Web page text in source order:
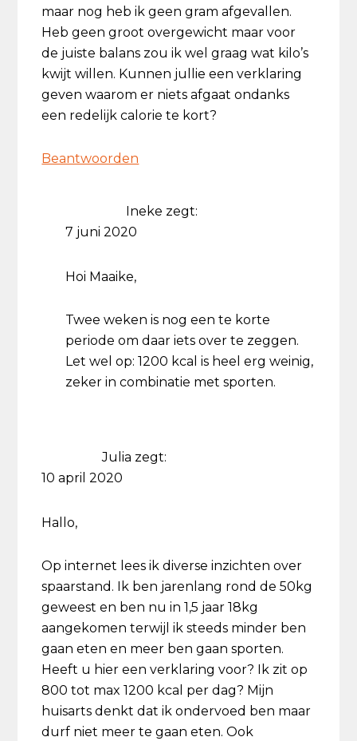
maar nog heb ik geen gram afgevallen.
Heb geen groot overgewicht maar voor
de juiste balans zou ik wel graag wat kilo’s
kwijt willen. Kunnen jullie een verklaring
geven waarom er niets afgaat ondanks
een redelijk calorie te kort?
Beantwoorden
Ineke zegt:
7 juni 2020
Hoi Maaike,
Twee weken is nog een te korte
periode om daar iets over te zeggen.
Let wel op: 1200 kcal is heel erg weinig,
zeker in combinatie met sporten.
Julia zegt:
10 april 2020
Hallo,
Op internet lees ik diverse inzichten over
spaarstand. Ik ben jarenlang rond de 50kg
geweest en ben nu in 1,5 jaar 18kg
aangekomen terwijl ik steeds minder ben
gaan eten en meer ben gaan sporten.
Heeft u hier een verklaring voor? Ik zit op
800 tot max 1200 kcal per dag? Mijn
huisarts denkt dat ik ondervoed ben maar
durf niet meer te gaan eten. Ook